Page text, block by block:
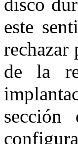
este
rechazar
de la